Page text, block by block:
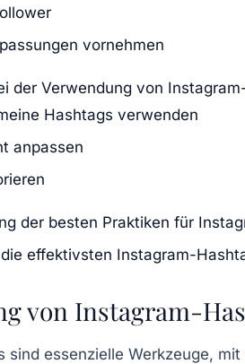
vornehmen
der Verwendung von
Hashtags verwenden
anpassen
der besten Praktiken für
effektivsten Instagram-
von Instagram-
sind essenzielle Werkzeuge,